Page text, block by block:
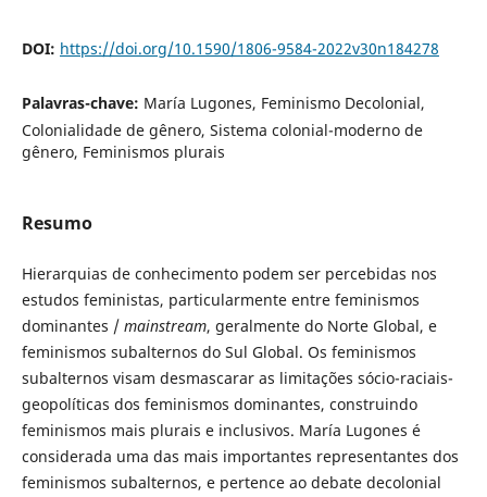
DOI: https://doi.org/10.1590/1806-9584-2022v30n184278
Palavras-chave: María Lugones, Feminismo Decolonial,
Colonialidade de gênero, Sistema colonial-moderno de
gênero, Feminismos plurais
Resumo
Hierarquias de conhecimento podem ser percebidas nos
estudos feministas, particularmente entre feminismos
dominantes / mainstream, geralmente do Norte Global, e
feminismos subalternos do Sul Global. Os feminismos
subalternos visam desmascarar as limitações sócio-raciais-
geopolíticas dos feminismos dominantes, construindo
feminismos mais plurais e inclusivos. María Lugones é
considerada uma das mais importantes representantes dos
feminismos subalternos, e pertence ao debate decolonial